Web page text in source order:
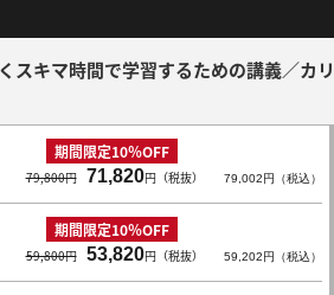
スキマ時間で学習するための講義／カリ
期間限定10％OFF
79,800円 71,820円（税抜） 79,002円（税込）
期間限定10％OFF
59,800円 53,820円（税抜） 59,202円（税込）